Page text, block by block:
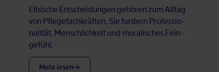
Ethi­sche Ent­schei­dun­gen ge­hö­ren zum All­tag
von Pfle­ge­fach­kräf­ten. Sie for­dern Pro­fes­sio­
na­li­tät, Mensch­lich­keit und mo­ra­li­sches Fein­
ge­fühl.
Mehr le­sen